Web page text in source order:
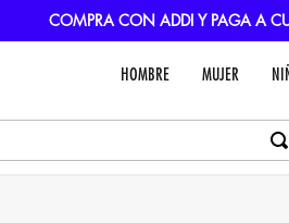
COMPRA CON ADDI Y PAGA A
HOMBRE MUJER